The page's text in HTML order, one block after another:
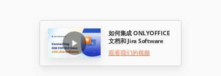
如何集成 ONLYOFFICE
文档和 Jira Software
观看我们的视频